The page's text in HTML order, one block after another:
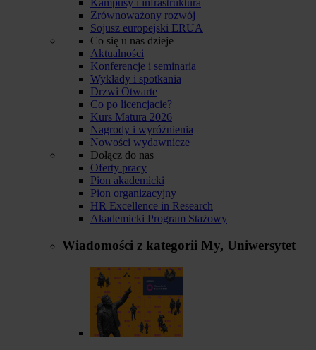
Zrównoważony rozwój
Sojusz europejski ERUA
Co się u nas dzieje
Aktualności
Konferencje i seminaria
Wykłady i spotkania
Drzwi Otwarte
Co po licencjacie?
Kurs Matura 2026
Nagrody i wyróżnienia
Nowości wydawnicze
Dołącz do nas
Oferty pracy
Pion akademicki
Pion organizacyjny
HR Excellence in Research
Akademicki Program Stażowy
Wiadomości z kategorii My, Uniwersytet